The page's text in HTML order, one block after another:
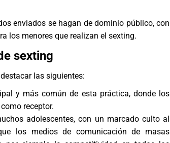
enviados se hagan de dominio público, con
los menores que realizan el sexting.
sexting
las siguientes:
y más común de esta práctica, donde los
receptor.
adolescentes, con un marcado culto al
los medios de comunicación de masas